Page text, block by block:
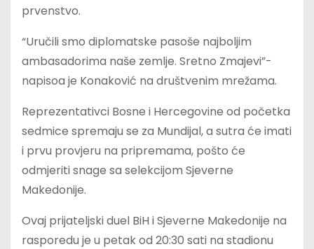
prvenstvo.
“Uručili smo diplomatske pasoše najboljim
ambasadorima naše zemlje. Sretno Zmajevi”-
napisoa je Konaković na društvenim mrežama.
Reprezentativci Bosne i Hercegovine od početka
sedmice spremaju se za Mundijal, a sutra će imati
i prvu provjeru na pripremama, pošto će
odmjeriti snage sa selekcijom Sjeverne
Makedonije.
Ovaj prijateljski duel BiH i Sjeverne Makedonije na
rasporedu je u petak od 20:30 sati na stadionu